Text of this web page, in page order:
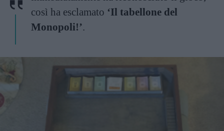
così ha esclamato ‘Il tabellone del
Monopoli!’.